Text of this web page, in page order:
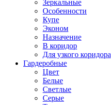
Зеркальные
Особенности
Купе
Эконом
Назначение
В коридор
Для узкого коридора
Гардеробные
Цвет
Белые
Светлые
Серые